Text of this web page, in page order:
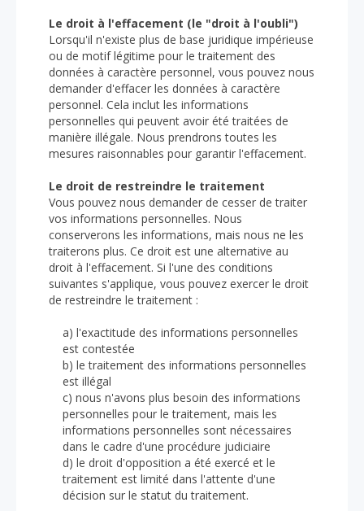
Le droit à l'effacement (le "droit à l'oubli")
Lorsqu'il n'existe plus de base juridique impérieuse
ou de motif légitime pour le traitement des
données à caractère personnel, vous pouvez nous
demander d'effacer les données à caractère
personnel. Cela inclut les informations
personnelles qui peuvent avoir été traitées de
manière illégale. Nous prendrons toutes les
mesures raisonnables pour garantir l'effacement.
Le droit de restreindre le traitement
Vous pouvez nous demander de cesser de traiter
vos informations personnelles. Nous
conserverons les informations, mais nous ne les
traiterons plus. Ce droit est une alternative au
droit à l'effacement. Si l'une des conditions
suivantes s'applique, vous pouvez exercer le droit
de restreindre le traitement :
a) l'exactitude des informations personnelles
est contestée
b) le traitement des informations personnelles
est illégal
c) nous n'avons plus besoin des informations
personnelles pour le traitement, mais les
informations personnelles sont nécessaires
dans le cadre d'une procédure judiciaire
d) le droit d'opposition a été exercé et le
traitement est limité dans l'attente d'une
décision sur le statut du traitement.